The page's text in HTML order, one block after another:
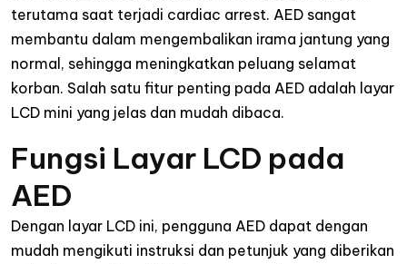
terutama saat terjadi cardiac arrest. AED sangat
membantu dalam mengembalikan irama jantung yang
normal, sehingga meningkatkan peluang selamat
korban. Salah satu fitur penting pada AED adalah layar
LCD mini yang jelas dan mudah dibaca.
Fungsi Layar LCD pada
AED
Dengan layar LCD ini, pengguna AED dapat dengan
mudah mengikuti instruksi dan petunjuk yang diberikan